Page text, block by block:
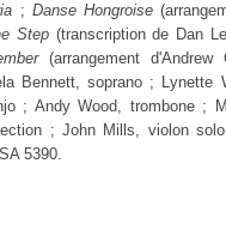
; Danse Hongroise
Step(transcription de Dan
(arrangement d'Andrew
Bennett, soprano ; Lynette
; Andy Wood, trombone ;
; John Mills, violon
5390.